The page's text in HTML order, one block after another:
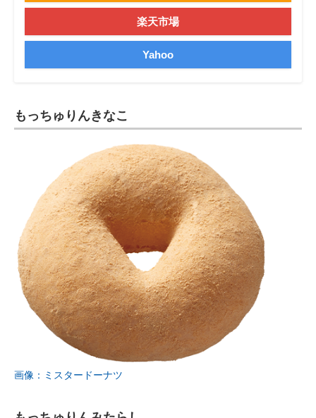
楽天市場
Yahoo
もっちゅりんきなこ
画像：ミスタードーナツ